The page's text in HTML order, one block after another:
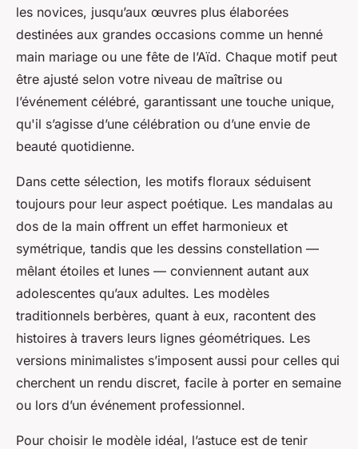
les novices, jusqu’aux œuvres plus élaborées
destinées aux grandes occasions comme un henné
main mariage ou une fête de l’Aïd. Chaque motif peut
être ajusté selon votre niveau de maîtrise ou
l’événement célébré, garantissant une touche unique,
qu'il s’agisse d’une célébration ou d’une envie de
beauté quotidienne.
Dans cette sélection, les motifs floraux séduisent
toujours pour leur aspect poétique. Les mandalas au
dos de la main offrent un effet harmonieux et
symétrique, tandis que les dessins constellation —
mêlant étoiles et lunes — conviennent autant aux
adolescentes qu’aux adultes. Les modèles
traditionnels berbères, quant à eux, racontent des
histoires à travers leurs lignes géométriques. Les
versions minimalistes s’imposent aussi pour celles qui
cherchent un rendu discret, facile à porter en semaine
ou lors d’un événement professionnel.
Pour choisir le modèle idéal, l’astuce est de tenir